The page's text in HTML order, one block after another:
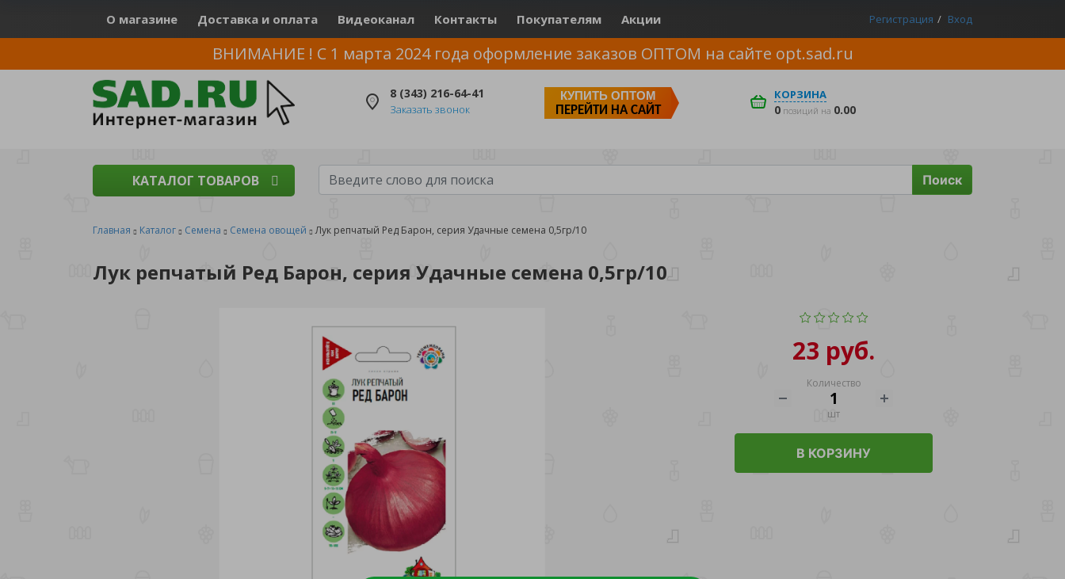
О магазине Доставка и оплата Видеоканал Контакты Покупателям Акции Регистрация Вход
ВНИМАНИЕ ! С 1 марта 2024 года оформление заказов ОПТОМ на сайте opt.sad.ru
8 (343) 216-64-41
Заказать звонок
КУПИТЬ ОПТОМ
ПЕРЕЙТИ НА САЙТ
КОРЗИНА
0 позиций на 0.00
КАТАЛОГ ТОВАРОВ Поиск
Главная Каталог Семена Семена овощей Лук репчатый Ред Барон, серия Удачные семена 0,5гр/10
Лук репчатый Ред Барон, серия Удачные семена 0,5гр/10
23 руб.
Количество
шт
В КОРЗИНУ